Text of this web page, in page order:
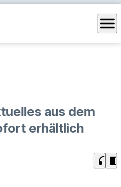
menu
aus dem
erhältlich
headphones chrome_reader_mode